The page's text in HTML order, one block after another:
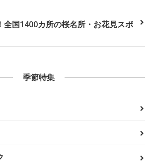
全国1400カ所の桜名所・お花見スポ
季節特集